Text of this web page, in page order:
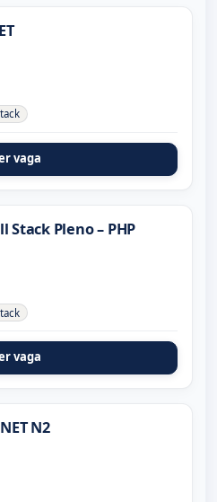
vaga
Stack Pleno – PHP
vaga
N2